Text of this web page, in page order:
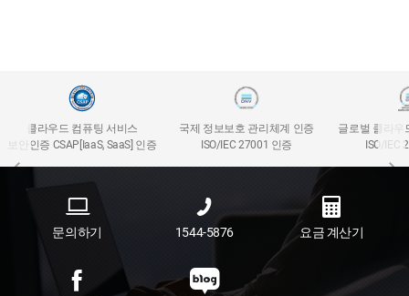
클라우드 컴퓨팅 서비스
보안인증 CSAP[IaaS, SaaS] 인증
국제 정보보호 관리체계 인증
ISO/IEC 27001 인증
글로벌 클라우
ISO/IEC
문의하기 1544-5876 요금 계산기